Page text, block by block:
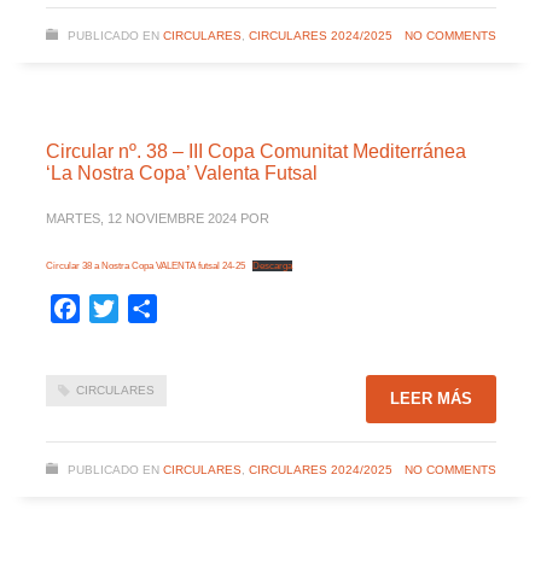
PUBLICADO EN CIRCULARES, CIRCULARES 2024/2025 NO COMMENTS
Circular nº. 38 – III Copa Comunitat Mediterránea
‘La Nostra Copa’ Valenta Futsal
MARTES, 12 NOVIEMBRE 2024 POR
Circular 38 a Nostra Copa VALENTA futsal 24-25 Descarga
Facebook
Twitter
CIRCULARES LEER MÁS
PUBLICADO EN CIRCULARES, CIRCULARES 2024/2025 NO COMMENTS